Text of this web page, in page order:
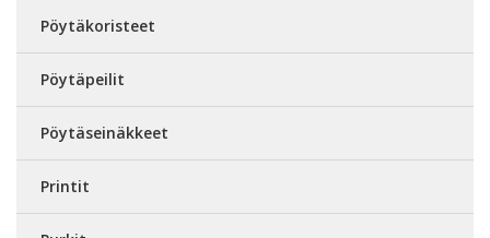
Pöytäkoristeet
Pöytäpeilit
Pöytäseinäkkeet
Printit